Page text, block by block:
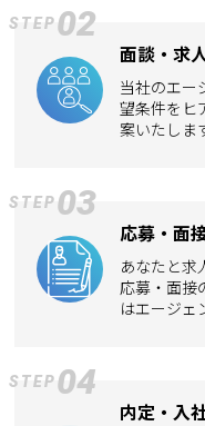
STEP02
面談・求
当社のエー
望条件をヒ
案いたしま
STEP03
応募・面
あなたと求
応募・面接
はエージェ
STEP04
内定・入